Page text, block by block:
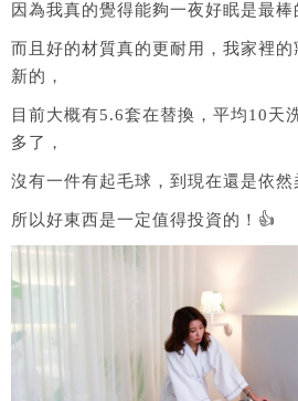
因為我真的覺得能夠一夜好眠是最棒
而且好的材質真的更耐用，我家裡
新的，
目前大概有5.6套在替換，平均10天
多了，
沒有一件有起毛球，到現在還是依然
所以好東西是一定值得投資的！👍